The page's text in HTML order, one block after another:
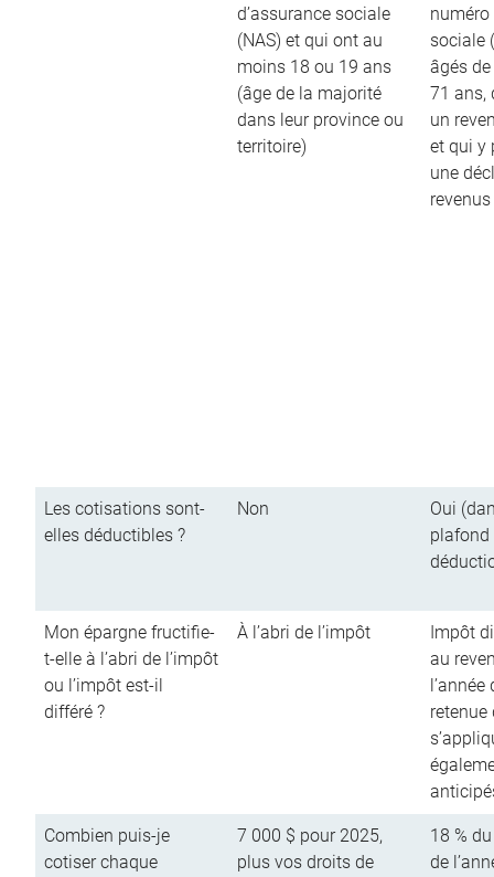
d’assurance sociale
(NAS) et qui ont au
moins 18 ou 19 ans
(âge de la majorité
dans leur province ou
territoire)
numéro
sociale
âgés
71 ans,
un
et qui y
une
revenus
Les cotisations sont-
elles déductibles ?
Non
Oui
plafond
Mon épargne fructifie-
t-elle à l’abri de l’impôt
ou l’impôt est-il
différé ?
À l’abri de l’impôt
Impôt
au
retenue
Combien puis-je
cotiser chaque
7 000 $ pour 2025,
plus vos droits de
18 %
de